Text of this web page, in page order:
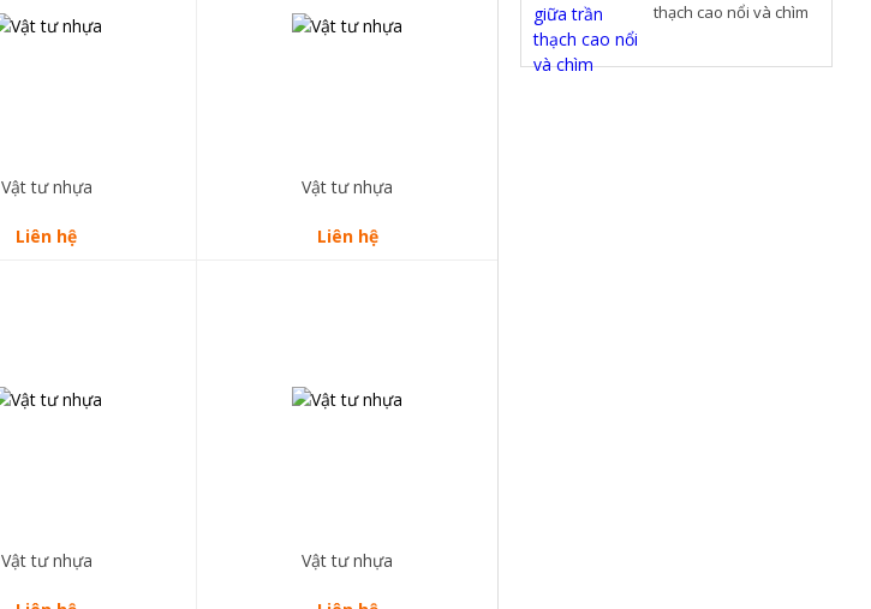
Vật tư nhựa
Liên hệ
Vật tư nhựa
Liên hệ
Vật tư nhựa Vật tư nhựa
thạch cao nổi và chìm